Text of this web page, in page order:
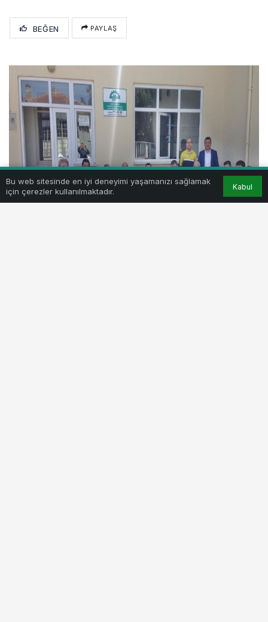
BEĞEN PAYLAŞ
Bu web sitesinde en iyi deneyimi yaşamanızı sağlamak
için çerezler kullanılmaktadır.
Kabul